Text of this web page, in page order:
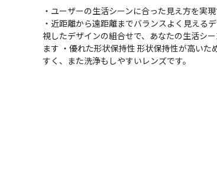
・ユーザーの生活シーンに合った見え方を実
・近距離から遠距離までバランスよく見える
視したデザインの組合せで、あなたの生活シ
ます ・優れた形状保持性 形状保持性が高い
すく、また洗浄もしやすいレンズです。